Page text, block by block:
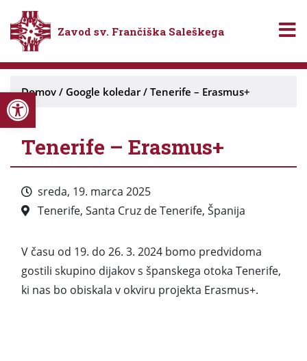
Open toolbar
Zavod sv. Frančiška Saleškega
Domov / Google koledar/ Tenerife – Erasmus+
Tenerife – Erasmus+
sreda, 19. marca 2025
Tenerife, Santa Cruz de Tenerife, Španija
V času od 19. do 26. 3. 2024 bomo predvidoma
gostili skupino dijakov s španskega otoka Tenerife,
ki nas bo obiskala v okviru projekta Erasmus+.